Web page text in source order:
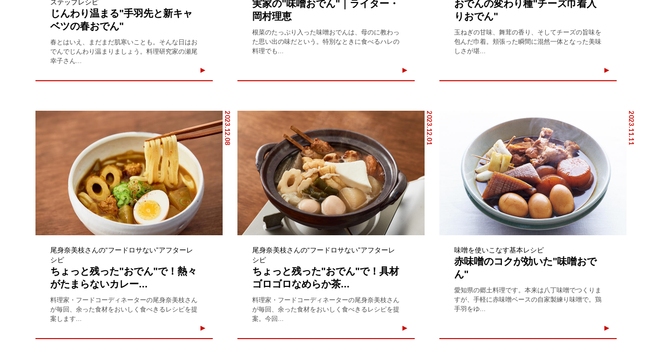
ステップレシピ
じんわり温まる"手羽先と新キャ
ベツの春おでん"
春とはいえ、まだまだ肌寒いことも。そんな日はお
でんでじんわり温まりましょう。料理研究家の瀬尾
幸子さん...
実家の"味噌おでん"｜ライター・
岡村理恵
根菜のたっぷり入った味噌おでんは、母のに教わっ
た思い出の味だという。特別なときに食べるハレの
料理でも...
おでんの変わり種"チーズ巾着入
りおでん"
玉ねぎの甘味、舞茸の香り、そしてチーズの旨味を
包んだ巾着。頬張った瞬間に混然一体となった美味
しさが堪...
2023.12.08
尾身奈美枝さんの“フードロサない”アフターレ
シピ
ちょっと残った"おでん"で！熱々
がたまらないカレー...
料理家・フードコーディネーターの尾身奈美枝さん
が毎回、余った食材をおいしく食べきるレシピを提
案します...
2023.12.01
尾身奈美枝さんの“フードロサない”アフターレ
シピ
ちょっと残った"おでん"で！具材
ゴロゴロなめらか茶...
料理家・フードコーディネーターの尾身奈美枝さん
が毎回、余った食材をおいしく食べきるレシピを提
案。今回...
2023.11.11
味噌を使いこなす基本レシピ
赤味噌のコクが効いた"味噌おで
ん"
愛知県の郷土料理です。本来は八丁味噌でつくりま
すが、手軽に赤味噌ベースの自家製練り味噌で。鶏
手羽をゆ...